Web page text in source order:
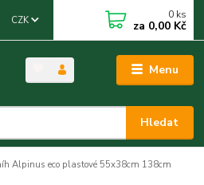
Menu
CZK
Hledat
0 ks
za 0,00 Kč
Alpinus eco plastové 55x38cm 138cm